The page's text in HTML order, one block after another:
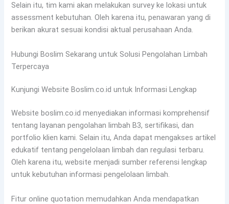
Selain itu, tim kami akan melakukan survey ke lokasi untuk
assessment kebutuhan. Oleh karena itu, penawaran yang di
berikan akurat sesuai kondisi aktual perusahaan Anda.
Hubungi Boslim Sekarang untuk Solusi Pengolahan Limbah
Terpercaya
Kunjungi Website Boslim.co.id untuk Informasi Lengkap
Website boslim.co.id menyediakan informasi komprehensif
tentang layanan pengolahan limbah B3, sertifikasi, dan
portfolio klien kami. Selain itu, Anda dapat mengakses artikel
edukatif tentang pengelolaan limbah dan regulasi terbaru.
Oleh karena itu, website menjadi sumber referensi lengkap
untuk kebutuhan informasi pengelolaan limbah.
Fitur online quotation memudahkan Anda mendapatkan